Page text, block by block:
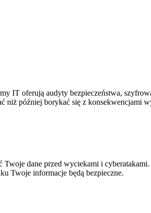
IT oferują audyty bezpieczeństwa,
niż później borykać się z konsekwencjami
Twoje dane przed wyciekami i
Twoje informacje będą bezpieczne.